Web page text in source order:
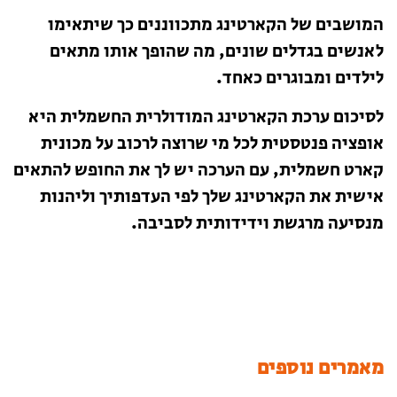
המושבים של הקארטינג מתכווננים כך שיתאימו
לאנשים בגדלים שונים, מה שהופך אותו מתאים
לילדים ומבוגרים כאחד.
לסיכום ערכת הקארטינג המודולרית החשמלית היא
אופציה פנטסטית לכל מי שרוצה לרכוב על מכונית
קארט חשמלית, עם הערכה יש לך את החופש להתאים
אישית את הקארטינג שלך לפי העדפותיך וליהנות
מנסיעה מרגשת וידידותית לסביבה.
מאמרים נוספים